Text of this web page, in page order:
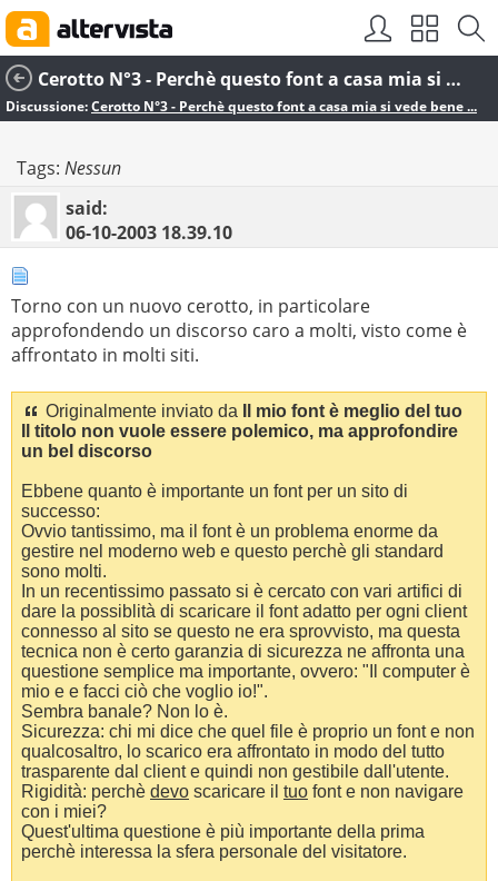
Cerotto N°3 - Perchè questo font a casa mia si vede bene ...
Discussione:Cerotto N°3 - Perchè questo font a casa mia si vede bene ...
Tags: Nessun
said:
06-10-2003 18.39.10
Torno con un nuovo cerotto, in particolare
approfondendo un discorso caro a molti, visto come è
affrontato in molti siti.
Originalmente inviato da
Il mio font è meglio del tuo
Il titolo non vuole essere polemico, ma approfondire
un bel discorso
Ebbene quanto è importante un font per un sito di
successo:
Ovvio tantissimo, ma il font è un problema enorme da
gestire nel moderno web e questo perchè gli standard
sono molti.
In un recentissimo passato si è cercato con vari artifici di
dare la possiblità di scaricare il font adatto per ogni client
connesso al sito se questo ne era sprovvisto, ma questa
tecnica non è certo garanzia di sicurezza ne affronta una
questione semplice ma importante, ovvero: "Il computer è
mio e e facci ciò che voglio io!".
Sembra banale? Non lo è.
Sicurezza: chi mi dice che quel file è proprio un font e non
qualcosaltro, lo scarico era affrontato in modo del tutto
trasparente dal client e quindi non gestibile dall'utente.
Rigidità: perchè devo scaricare il tuo font e non navigare
con i miei?
Quest'ultima questione è più importante della prima
perchè interessa la sfera personale del visitatore.